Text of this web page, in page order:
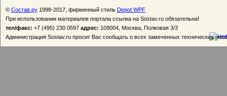
© Состав.ру 1998-2017, фирменный стиль Depot WPF
При использовании материалов портала ссылка на Sostav.ru обязательна!
тел/факс: +7 (495) 230 0597 адрес: 109004, Москва, Полковая 3/3
Администрация Sostav.ru просит Вас сообщать о всех замеченных технических